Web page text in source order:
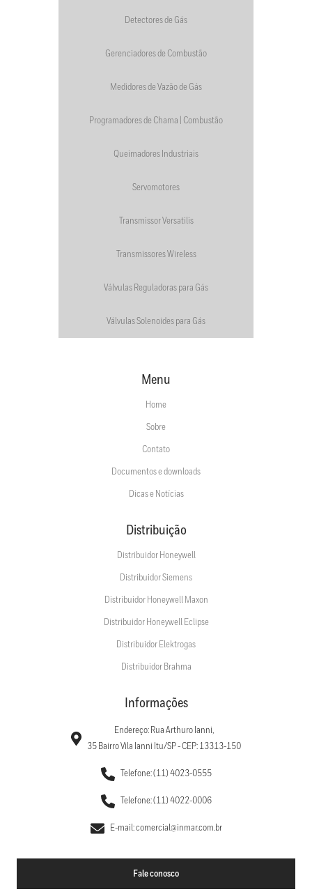
Detectores de Gás
Gerenciadores de Combustão
Medidores de Vazão de Gás
Programadores de Chama | Combustão
Queimadores Industriais
Servomotores
Transmissor Versatilis
Transmissores Wireless
Válvulas Reguladoras para Gás
Válvulas Solenoides para Gás
Menu
Home
Sobre
Contato
Documentos e downloads
Dicas e Notícias
Distribuição
Distribuidor Honeywell
Distribuidor Siemens
Distribuidor Honeywell Maxon
Distribuidor Honeywell Eclipse
Distribuidor Elektrogas
Distribuidor Brahma
Informações
Endereço: Rua Arthuro Ianni,
35 Bairro Vila Ianni Itu/SP - CEP: 13313-150
Telefone: (11) 4023-0555
Telefone: (11) 4022-0006
E-mail: comercial@inmar.com.br
Fale conosco